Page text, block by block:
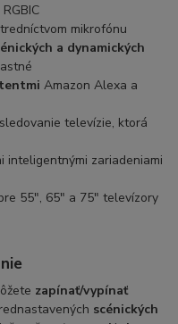
mikrofónu
a dynamických
Amazon Alexa a
televízie, ktorá
inteligentnými zariadeniami
55″, 65″ a 75″ televízory
zapínať/vypínať
scénických